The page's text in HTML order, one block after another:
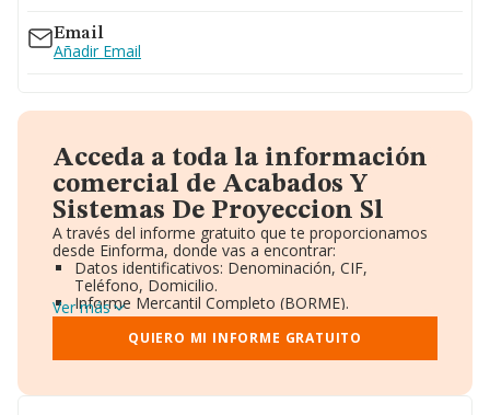
Email
Añadir Email
Acceda a toda la información
comercial de Acabados Y
Sistemas De Proyeccion Sl
A través del informe gratuito que te proporcionamos
desde Einforma, donde vas a encontrar:
Datos identificativos: Denominación, CIF,
Teléfono, Domicilio.
Informe Mercantil Completo (BORME).
Gráficos de Evolución Ventas y Empleados.
Consejo de Administración y Administradores.
Directivos y Ejecutivos.
Ver más
QUIERO MI INFORME GRATUITO